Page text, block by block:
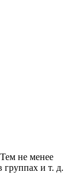
не менее
и т. д.